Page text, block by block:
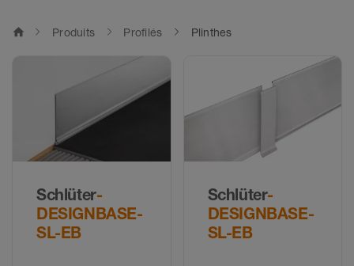
home Produits Profilés Plinthes
Schlüter-
DESIGNBASE-
SL-EB
Schlüter-
DESIGNBASE-
SL-EB